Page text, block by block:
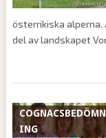
österrikiska alperna.
del av landskapet
COGNACSBEDÖMN
ING